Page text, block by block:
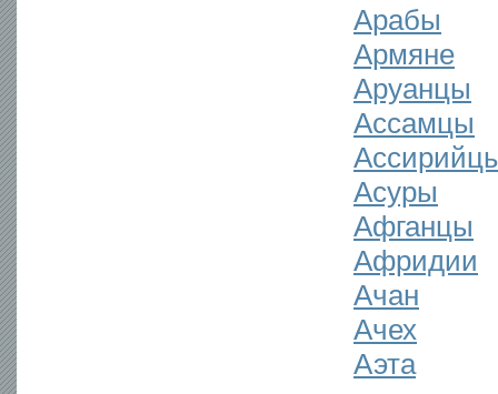
Арабы
Армяне
Аруанцы
Ассамцы
Асуры
Афганцы
Афридии
Ачан
Ачех
Аэта